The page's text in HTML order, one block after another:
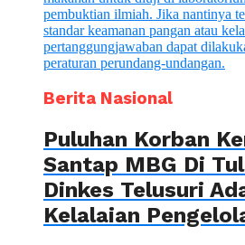
Berita Nasional
Puluhan Korban
Santap MBG Di
Dinkes Telusuri
Kelalaian